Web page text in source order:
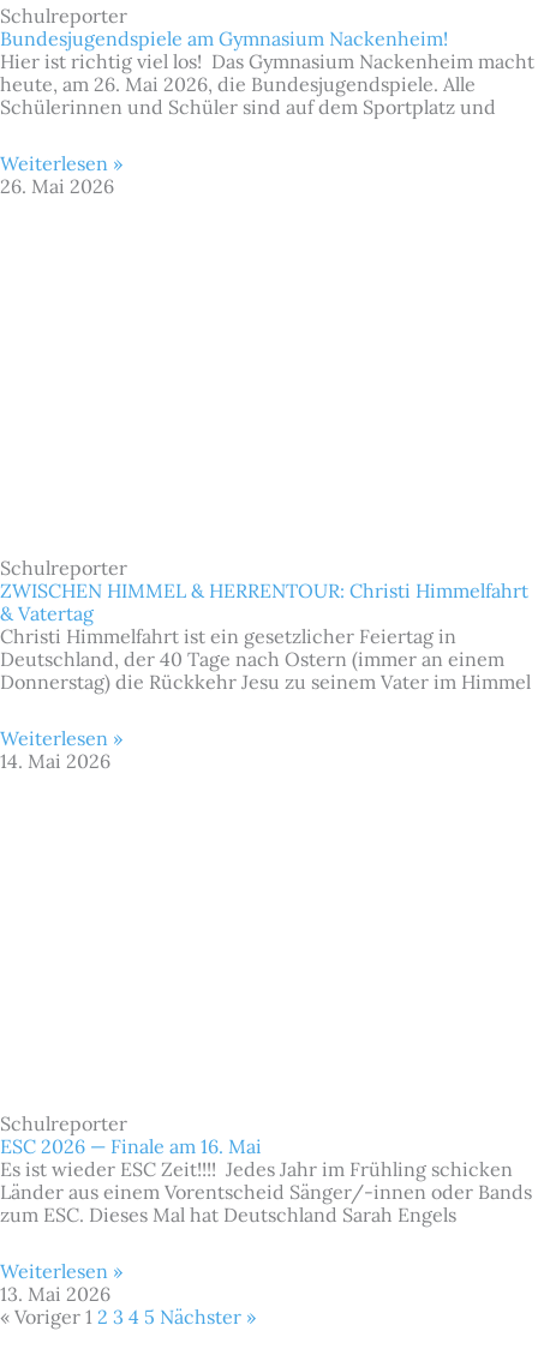
Schulreporter
Bundesjugendspiele am Gymnasium Nackenheim!
Hier ist richtig viel los! Das Gymnasium Nackenheim macht
heute, am 26. Mai 2026, die Bundesjugendspiele. Alle
Schülerinnen und Schüler sind auf dem Sportplatz und
Weiterlesen »
26. Mai 2026
Schulreporter
ZWISCHEN HIMMEL & HERRENTOUR: Christi Himmelfahrt
& Vatertag
Christi Himmelfahrt ist ein gesetzlicher Feiertag in
Deutschland, der 40 Tage nach Ostern (immer an einem
Donnerstag) die Rückkehr Jesu zu seinem Vater im Himmel
Weiterlesen »
14. Mai 2026
Schulreporter
ESC 2026 — Finale am 16. Mai
Es ist wieder ESC Zeit!!!! Jedes Jahr im Frühling schicken
Länder aus einem Vorentscheid Sänger/-innen oder Bands
zum ESC. Dieses Mal hat Deutschland Sarah Engels
Weiterlesen »
13. Mai 2026
« Voriger 1 2 3 4 5 Nächster »